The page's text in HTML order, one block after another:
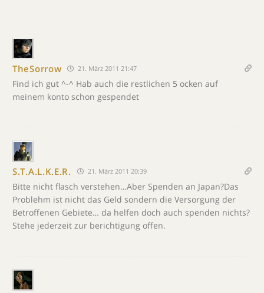
TheSorrow 21. März 2011 21:47
Find ich gut ^-^ Hab auch die restlichen 5 ocken auf
meinem konto schon gespendet
S.T.A.L.K.E.R. 21. März 2011 20:39
Bitte nicht flasch verstehen…Aber Spenden an Japan?Das
Problehm ist nicht das Geld sondern die Versorgung der
Betroffenen Gebiete… da helfen doch auch spenden nichts?
Stehe jederzeit zur berichtigung offen.